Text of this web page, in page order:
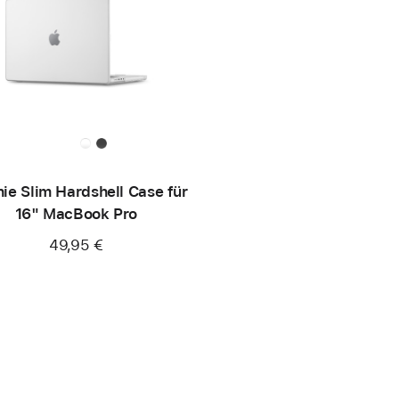
Slim Hardshell Case für
16" MacBook Pro
49,95 €